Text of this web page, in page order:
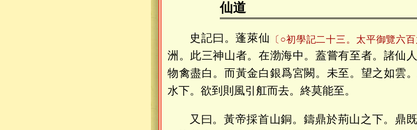
仙道
史記曰。蓬萊仙 〔○初學記二十三。太平御覽六
洲。此三神山者。在渤海中。蓋嘗有至者。諸仙
物禽盡白。而黃金白銀爲宮闕。未至。望之如雲
水下。欲到則風引舡而去。終莫能至。
又曰。黃帝採首山銅。鑄鼎於荊山之下。鼎